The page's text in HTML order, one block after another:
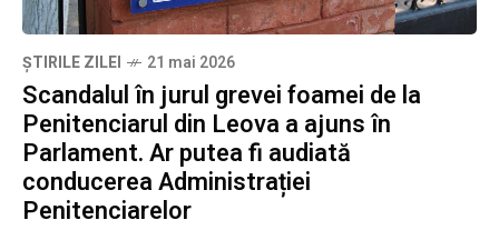
ȘTIRILE ZILEI 21 mai 2026
Scandalul în jurul grevei foamei de la
Penitenciarul din Leova a ajuns în
Parlament. Ar putea fi audiată
conducerea Administrației
Penitenciarelor